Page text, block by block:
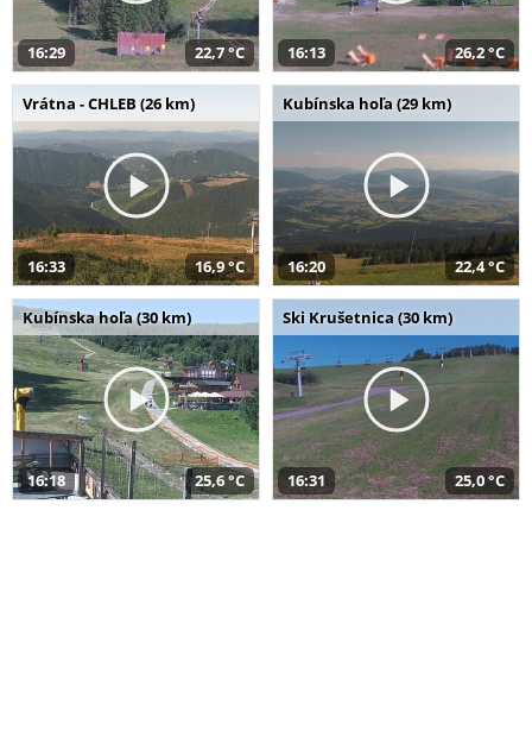
16:29 22,7 °C 16:13 26,2 °C
Vrátna - CHLEB (26 km)
16:33 16,9 °C
Kubínska hoľa (29 km)
16:20 22,4 °C
Kubínska hoľa (30 km)
16:18 25,6 °C
Ski Krušetnica (30 km)
16:31 25,0 °C